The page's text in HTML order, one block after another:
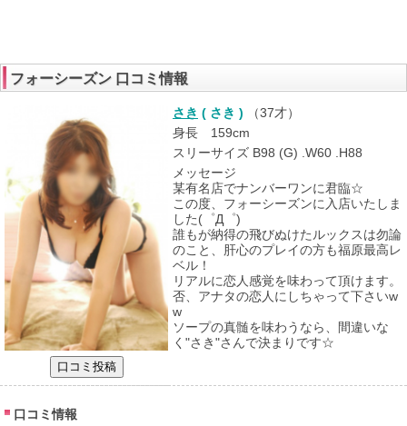
フォーシーズン 口コミ情報
さき ( さき ) （37才）
身長 159cm
スリーサイズ B98 (G) .W60 .H88
メッセージ
某有名店でナンバーワンに君臨☆
この度、フォーシーズンに入店いたしま
した(゜Д゜)
誰もが納得の飛びぬけたルックスは勿論
のこと、肝心のプレイの方も福原最高レ
ベル！
リアルに恋人感覚を味わって頂けます。
否、アナタの恋人にしちゃって下さいw
w
ソープの真髄を味わうなら、間違いな
く"さき"さんで決まりです☆
口コミ情報